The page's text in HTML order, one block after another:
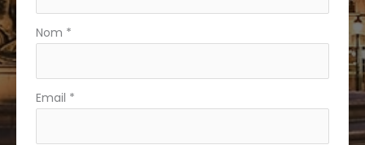
avec
téléphone
Nom *
Email *